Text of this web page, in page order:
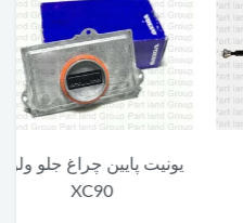
یونیت پایین چراغ جلو ولوو
XC90